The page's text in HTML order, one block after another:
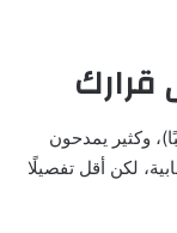
قرارك
مرة عالية (4.5/5 غالبًا)، وكثير يمدحون
لكن أقل تفصيلًا